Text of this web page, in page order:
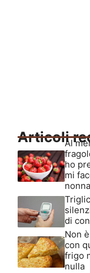
ArticoliAl
ho
mi
di
Non
con
frigo
nulla